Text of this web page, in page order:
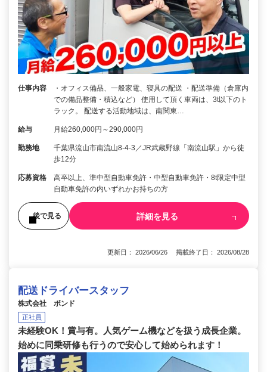
仕事内容
・オフィス備品、一般家電、寝具の配送 ・配送準備（倉庫内
での備品整備・積込など） 使用して頂く車両は、3t以下のト
ラック。 配送する活動地域は、南関東…
給与 月給260,000円～290,000円
勤務地
千葉県流山市南流山8-4-3／JR武蔵野線「南流山駅」から徒
歩12分
応募資格
高卒以上、準中型自動車免許・中型自動車免許・8t限定中型
自動車免許の内いずれかお持ちの方
後で見る 詳細を見る
更新日： 2026/06/26 掲載終了日： 2026/08/28
配送ドライバースタッフ
株式会社 ボンド
正社員
未経験OK！賞与有。人気ゲーム機などを扱う成長企業。
始めに同乗研修も行うので安心して始められます！